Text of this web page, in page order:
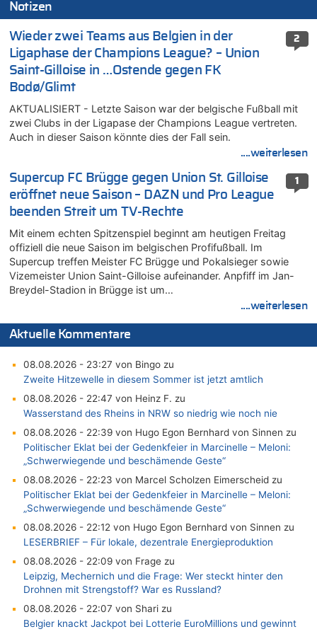
Notizen
2
Wieder zwei Teams aus Belgien in der
Ligaphase der Champions League? – Union
Saint-Gilloise in …Ostende gegen FK
Bodø/Glimt
AKTUALISIERT - Letzte Saison war der belgische Fußball mit
zwei Clubs in der Ligapase der Champions League vertreten.
Auch in dieser Saison könnte dies der Fall sein.
....weiterlesen
1
Supercup FC Brügge gegen Union St. Gilloise
eröffnet neue Saison – DAZN und Pro League
beenden Streit um TV-Rechte
Mit einem echten Spitzenspiel beginnt am heutigen Freitag
offiziell die neue Saison im belgischen Profifußball. Im
Supercup treffen Meister FC Brügge und Pokalsieger sowie
Vizemeister Union Saint-Gilloise aufeinander. Anpfiff im Jan-
Breydel-Stadion in Brügge ist um…
....weiterlesen
Aktuelle Kommentare
08.08.2026 - 23:27 von Bingo zu
Zweite Hitzewelle in diesem Sommer ist jetzt amtlich
08.08.2026 - 22:47 von Heinz F. zu
Wasserstand des Rheins in NRW so niedrig wie noch nie
08.08.2026 - 22:39 von Hugo Egon Bernhard von Sinnen zu
Politischer Eklat bei der Gedenkfeier in Marcinelle – Meloni:
„Schwerwiegende und beschämende Geste“
08.08.2026 - 22:23 von Marcel Scholzen Eimerscheid zu
Politischer Eklat bei der Gedenkfeier in Marcinelle – Meloni:
„Schwerwiegende und beschämende Geste“
08.08.2026 - 22:12 von Hugo Egon Bernhard von Sinnen zu
LESERBRIEF – Für lokale, dezentrale Energieproduktion
08.08.2026 - 22:09 von Frage zu
Leipzig, Mechernich und die Frage: Wer steckt hinter den
Drohnen mit Strengstoff? War es Russland?
08.08.2026 - 22:07 von Shari zu
Belgier knackt Jackpot bei Lotterie EuroMillions und gewinnt